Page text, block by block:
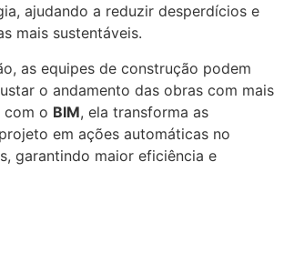
ajudando a reduzir desperdícios e
mais sustentáveis.
as equipes de construção podem
o andamento das obras com mais
com o BIM, ela transforma as
em ações automáticas no
garantindo maior eficiência e